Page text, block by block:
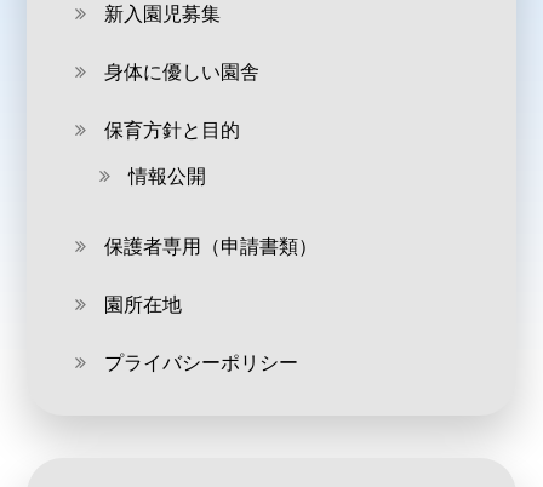
新入園児募集
身体に優しい園舎
保育方針と目的
情報公開
保護者専用（申請書類）
園所在地
プライバシーポリシー